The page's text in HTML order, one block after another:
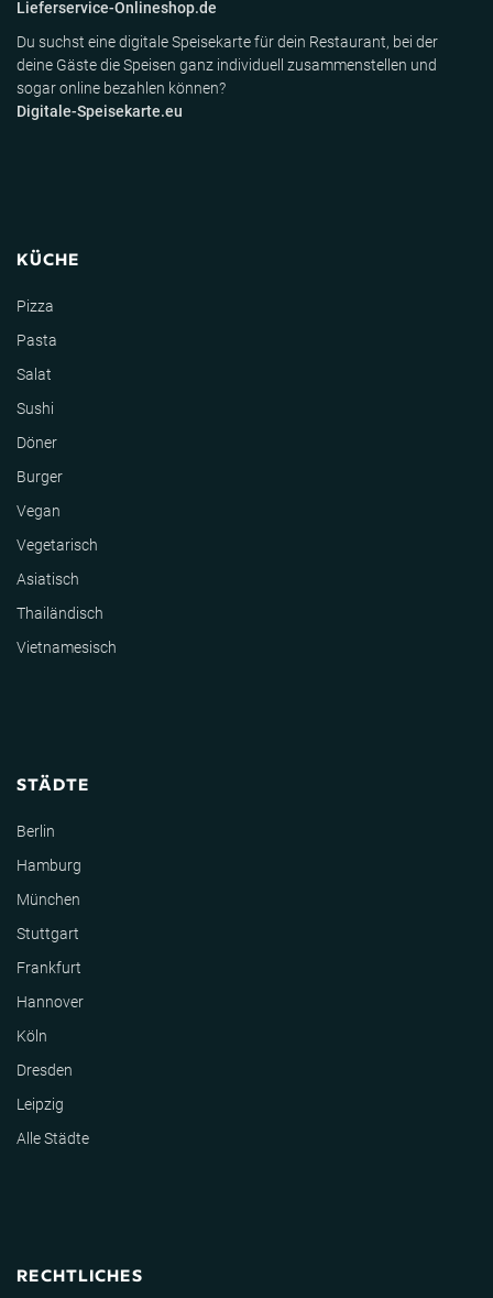
Lieferservice-Onlineshop.de
Du suchst eine digitale Speisekarte für dein Restaurant, bei der
deine Gäste die Speisen ganz individuell zusammenstellen und
sogar online bezahlen können?
Digitale-Speisekarte.eu
KÜCHE
Pizza
Pasta
Salat
Sushi
Döner
Burger
Vegan
Vegetarisch
Asiatisch
Thailändisch
Vietnamesisch
STÄDTE
Berlin
Hamburg
München
Stuttgart
Frankfurt
Hannover
Köln
Dresden
Leipzig
Alle Städte
RECHTLICHES